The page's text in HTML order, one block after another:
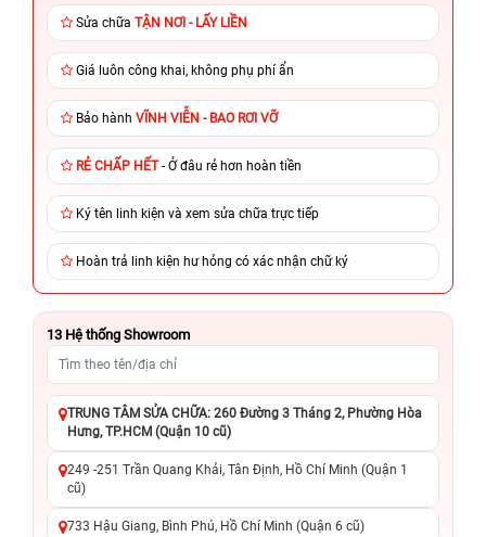
Sửa chữa TẬN NƠI - LẤY LIỀN
Giá luôn công khai, không phụ phí ẩn
Bảo hành VĨNH VIỄN - BAO RƠI VỠ
RẺ CHẤP HẾT- Ở đâu rẻ hơn hoàn tiền
Ký tên linh kiện và xem sửa chữa trực tiếp
Hoàn trả linh kiện hư hỏng có xác nhận chữ ký
13 Hệ thống Showroom
TRUNG TÂM SỬA CHỮA: 260 Đường 3 Tháng 2, Phường Hòa
Hưng, TP.HCM (Quận 10 cũ)
249 -251 Trần Quang Khải, Tân Định, Hồ Chí Minh (Quận 1
cũ)
733 Hậu Giang, Bình Phú, Hồ Chí Minh (Quận 6 cũ)